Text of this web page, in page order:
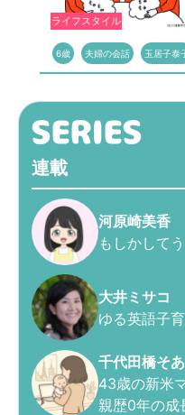
ライフスタイル
6歳 夫婦の会話 玉居子泰
連載
河原崎美香
もしかして
大井ミサコ
ゆる英語子
千代田橋そあ
43歳の新米
親歴0年の成